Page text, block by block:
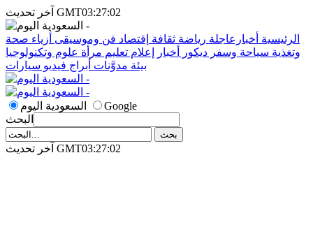
آخر تحديث GMT03:27:02
الرئيسية أخبارعاجلة رياضة ثقافة إقتصاد فن وموسيقى أزياء صحة
وتغذية سياحة وسفر ديكور أخبار إعلام تعليم مرأة علوم وتكنولوجيا
بيئة مدوَّنات أبراج فيديو سيارات
السعودية اليوم
Google
البحث
آخر تحديث GMT03:27:02